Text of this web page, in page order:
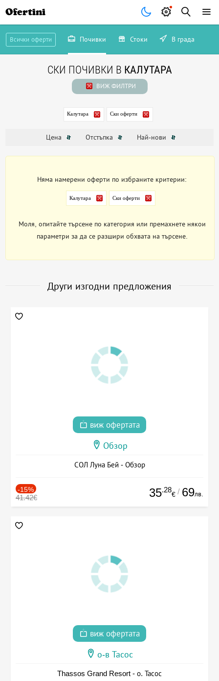
Ofertini
Всички оферти Почивки Стоки В града
СКИ ПОЧИВКИ В КАЛУТАРА
ВИЖ ФИЛТРИ
Калутара Ски оферти
Цена Отстъпка Най-нови
Няма намерени оферти по избраните критерии:
Калутара Ски оферти
Моля, опитайте търсене по категория или премахнете някои
параметри за да се разшири обхвата на търсене.
Други изгодни предложения
виж офертата
Обзор
СОЛ Луна Бей - Обзор
-15%
41.42€ 35.28
€ / 69лв.
виж офертата
о-в Тасос
Thassos Grand Resort - о. Тасос